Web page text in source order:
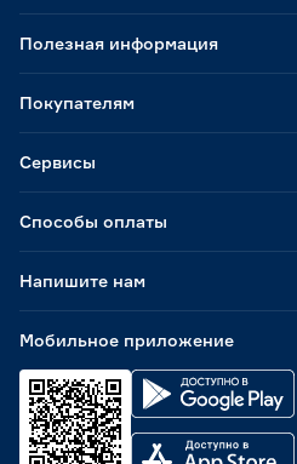
Способы оплаты
Мобильное приложение
Полезная информация
Покупателям
Сервисы
Напишите нам